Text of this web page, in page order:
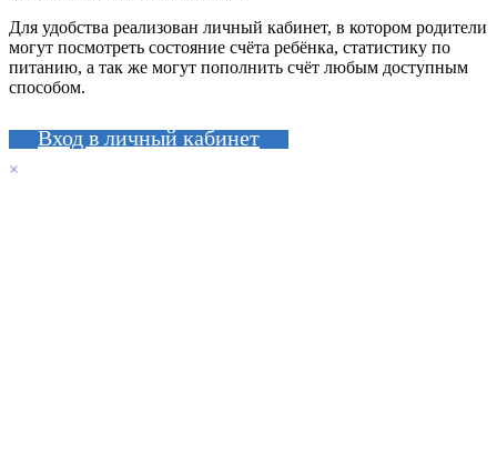
Для удобства реализован личный кабинет, в котором родители
могут посмотреть состояние счёта ребёнка, статистику по
питанию, а так же могут пополнить счёт любым доступным
способом.
Вход в личный кабинет
×